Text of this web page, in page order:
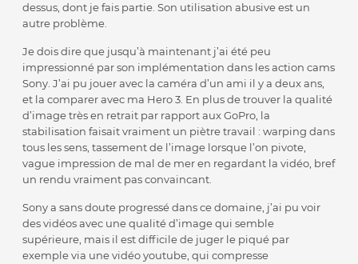
dessus, dont je fais partie. Son utilisation abusive est un
autre problème.
Je dois dire que jusqu’à maintenant j’ai été peu
impressionné par son implémentation dans les action cams
Sony. J’ai pu jouer avec la caméra d’un ami il y a deux ans,
et la comparer avec ma Hero 3. En plus de trouver la qualité
d’image très en retrait par rapport aux GoPro, la
stabilisation faisait vraiment un piètre travail : warping dans
tous les sens, tassement de l’image lorsque l’on pivote,
vague impression de mal de mer en regardant la vidéo, bref
un rendu vraiment pas convaincant.
Sony a sans doute progressé dans ce domaine, j’ai pu voir
des vidéos avec une qualité d’image qui semble
supérieure, mais il est difficile de juger le piqué par
exemple via une vidéo youtube, qui compresse